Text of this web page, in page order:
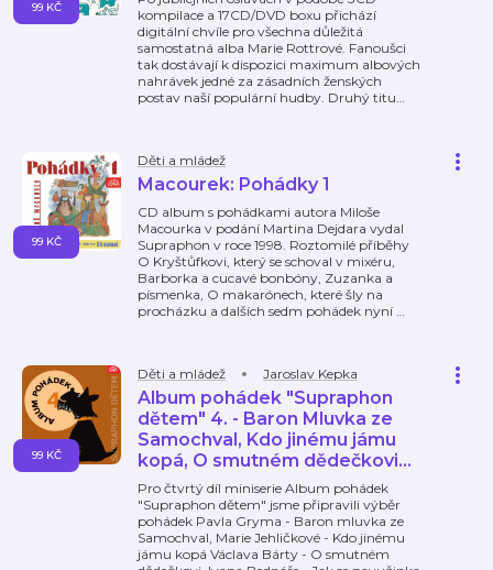
kompilace a 17CD/DVD boxu přichází
digitální chvíle pro všechna důležitá
samostatná alba Marie Rottrové. Fanoušci
tak dostávají k dispozici maximum albových
nahrávek jedné za zásadních ženských
postav naší populární hudby. Druhý titu…
99 KČ
Děti a mládež
Macourek: Pohádky 1
CD album s pohádkami autora Miloše
Macourka v podání Martina Dejdara vydal
Supraphon v roce 1998. Roztomilé příběhy
O Kryštůfkovi, který se schoval v mixéru,
Barborka a cucavé bonbóny, Zuzanka a
písmenka, O makarónech, které šly na
procházku a dalších sedm pohádek nyní …
99 KČ
Děti a mládež Jaroslav Kepka
Album pohádek "Supraphon
dětem" 4. - Baron Mluvka ze
Samochval, Kdo jinému jámu
kopá, O smutném dědečkovi...
Pro čtvrtý díl miniserie Album pohádek
"Supraphon dětem" jsme připravili výběr
pohádek Pavla Gryma - Baron mluvka ze
Samochval, Marie Jehličkové - Kdo jinému
jámu kopá Václava Bárty - O smutném
99 KČ